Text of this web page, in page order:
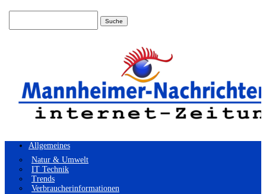
Allgemeines
Natur & Umwelt
IT Technik
Trends
Verbraucherinformationen